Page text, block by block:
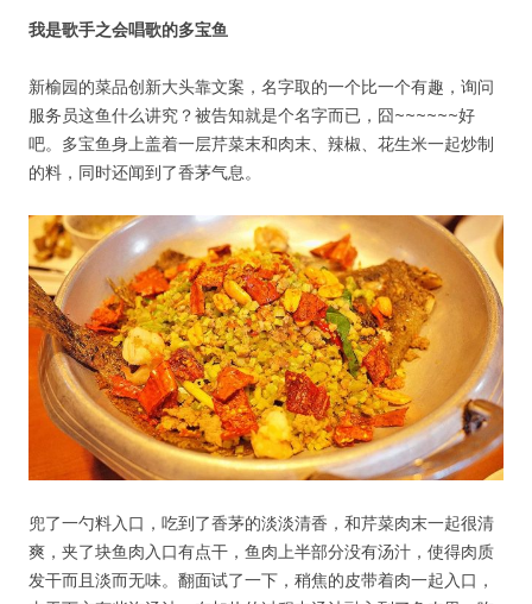
我是歌手之会唱歌的多宝鱼
新榆园的菜品创新大头靠文案，名字取的一个比一个有趣，询问
服务员这鱼什么讲究？被告知就是个名字而已，囧~~~~~~好
吧。多宝鱼身上盖着一层芹菜末和肉末、辣椒、花生米一起炒制
的料，同时还闻到了香茅气息。
兜了一勺料入口，吃到了香茅的淡淡清香，和芹菜肉末一起很清
爽，夹了块鱼肉入口有点干，鱼肉上半部分没有汤汁，使得肉质
发干而且淡而无味。翻面试了一下，稍焦的皮带着肉一起入口，